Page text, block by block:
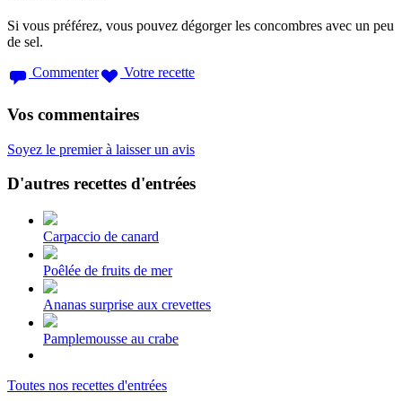
Si vous préférez, vous pouvez dégorger les concombres avec un peu
de sel.
Commenter
Votre recette
Vos commentaires
Soyez le premier à laisser un avis
D'autres recettes d'entrées
Carpaccio de canard
Poêlée de fruits de mer
Ananas surprise aux crevettes
Pamplemousse au crabe
Toutes nos recettes d'entrées